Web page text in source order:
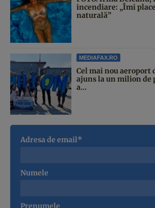
incendiare: „Îmi
naturală”
MEDIAFAX.RO
Cel mai nou aeroport
ajuns la un milion de
a...
Adresa de email*
Numele
Prenumele